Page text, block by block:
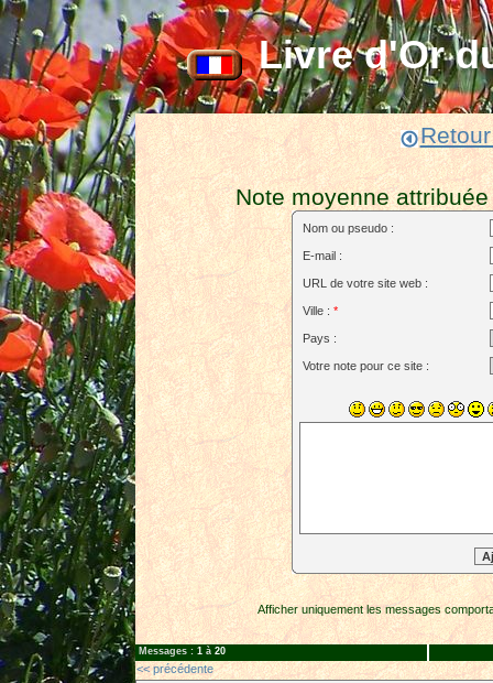
Livre d'Or
Note moyenne
Nom ou pseudo :
E-mail :
URL de votre site web :
Ville : *
Pays :
Votre note pour ce site :
Afficher uniquement les messages
Messages : 1 à 20
<< précédente